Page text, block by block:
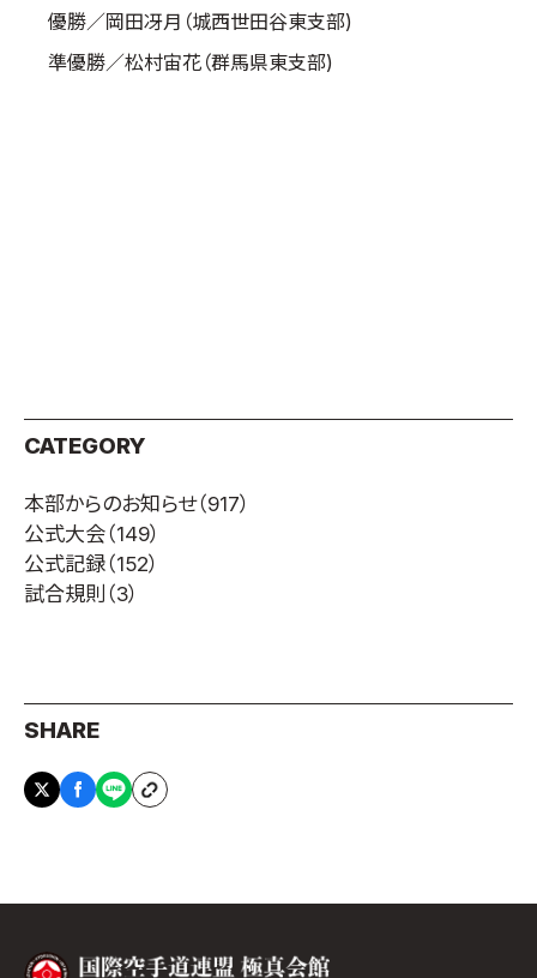
優勝／岡田冴月（城西世田谷東支部)
準優勝／松村宙花（群馬県東支部)
CATEGORY
本部からのお知らせ（917）
公式大会（149）
公式記録（152）
試合規則 （3）
SHARE